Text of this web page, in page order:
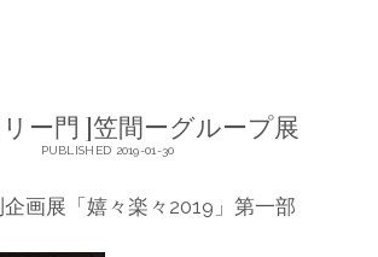
ー門 ]笠間ーグループ展
PUBLISHED 2019-01-30
画展「嬉々楽々2019」第一部